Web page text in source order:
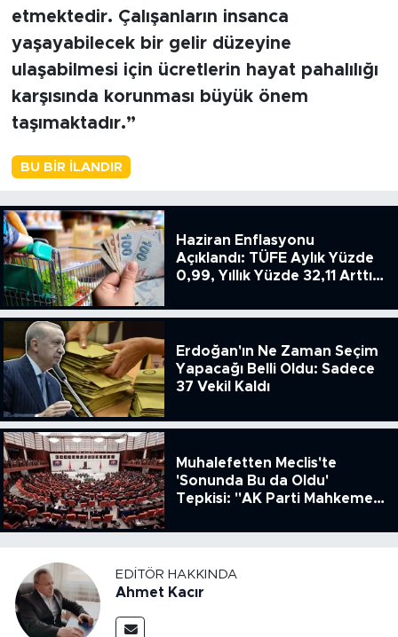
etmektedir. Çalışanların insanca
yaşayabilecek bir gelir düzeyine
ulaşabilmesi için ücretlerin hayat pahalılığı
karşısında korunması büyük önem
taşımaktadır.”
BU BIR İLANDIR
Haziran Enflasyonu
Açıklandı: TÜFE Aylık Yüzde
0,99, Yıllık Yüzde 32,11 Arttı,
51.49
Erdoğan'ın Ne Zaman Seçim
Yapacağı Belli Oldu: Sadece
37 Vekil Kaldı
Muhalefetten Meclis'te
'Sonunda Bu da Oldu'
Tepkisi: "AK Parti Mahkeme
Kanun Çıkardı"
EDITÖR HAKKINDA
Ahmet Kacır